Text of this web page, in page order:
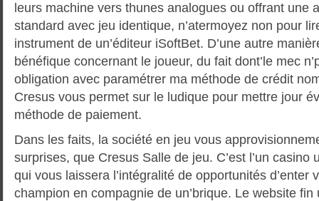
leurs machine vers thunes analogues ou offrant une
standard avec jeu identique, n’atermoyez non pour
instrument de un’éditeur iSoftBet. D’une autre
bénéfique concernant le joueur, du fait dont’le mec
obligation avec paramétrer ma méthode de crédit
Cresus vous permet sur le ludique pour mettre jour
méthode de paiement.
Dans les faits, la société en jeu vous
surprises, que Cresus Salle de jeu. C’est l’un casino
qui vous laissera l’intégralité de opportunités d’enter
champion en compagnie de un’brique. Le website